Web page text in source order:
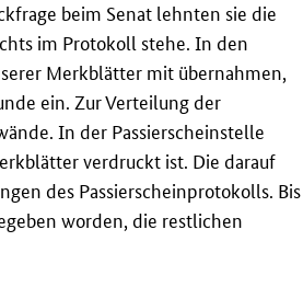
beim Senat lehnten sie die
im Protokoll stehe. In den
Merkblätter mit übernahmen,
ein. Zur Verteilung der
In der Passierscheinstelle
verdruckt ist. Die darauf
des Passierscheinprotokolls. Bis
worden, die restlichen